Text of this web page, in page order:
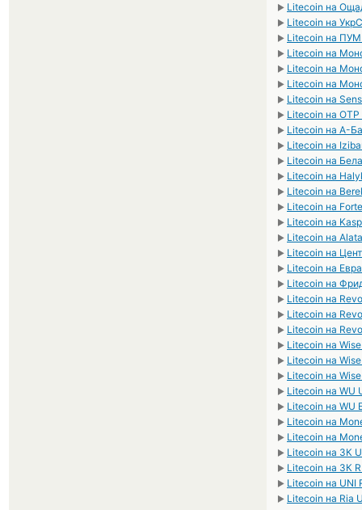
► Litecoin на
► Litecoin на
► Litecoin на
► Litecoin на
► Litecoin на
► Litecoin на
► Litecoin на
► Litecoin на
► Litecoin на А-
► Litecoin на
► Litecoin на
► Litecoin на
► Litecoin на
► Litecoin на
► Litecoin на
► Litecoin на
► Litecoin на
► Litecoin на
► Litecoin на
► Litecoin на
► Litecoin на
► Litecoin на
► Litecoin на
► Litecoin на Wise
► Litecoin на
► Litecoin на WU
► Litecoin на WU
► Litecoin на
► Litecoin на
► Litecoin на ЗК
► Litecoin на ЗК
► Litecoin на UNI
► Litecoin на Ria